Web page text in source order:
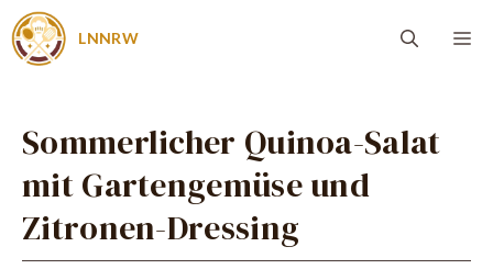
Zum
Inhalt
LNNRW
Sommerlicher Quinoa-Salat
mit Gartengemüse und
Zitronen-Dressing